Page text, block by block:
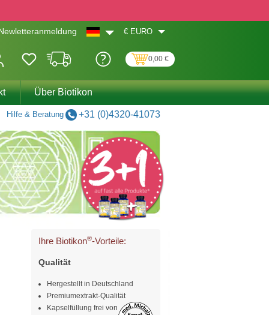
€ EURO
0,00 €
Über Biotikon
Hilfe & Beratung +31 (0)4320-41073
Ihre Biotikon®-Vorteile:
Qualität
Hergestellt in Deutschland
Premiumextrakt-Qualität
Kapselfüllung frei von